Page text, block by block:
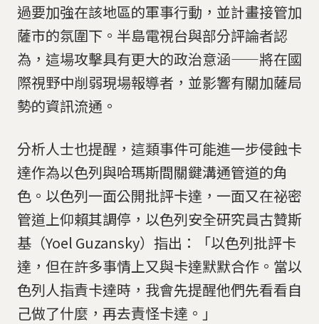
過要加強在該地區的軍事行動，並計畫接管加
薩市的氛圍下。半島電視台與部分評論者認
為，這場攻擊具有更大的政治意涵——將在國
際視野中削弱現場報導者，並影響有關加薩局
勢的資訊流通。
分析人士也提醒，這類事件可能進一步侵蝕卡
達作為以色列與哈瑪斯間關鍵溝通管道的角
色。以色列一面公開批評卡達，一面又在祕密
管道上仰賴其調停，以色列安全研究員古贊斯
基（Yoel Guzansky）指出：「以色列批評卡
達，但在許多事情上又與卡達默默合作。當以
色列人指責卡達時，我會先提醒他們先看看自
己做了什麼，再去責怪卡達。」